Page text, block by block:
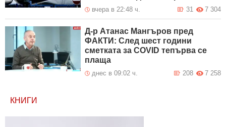
вчера в 22:48 ч. 7 304
31
Д-р Атанас Мангъров пред
ФАКТИ: След шест години
сметката за COVID тепърва се
плаща
днес в 09:02 ч. 7 258
208
КНИГИ